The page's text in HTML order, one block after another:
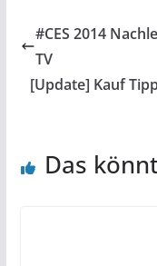
#CES 2014
TV
[Update] Kauf
Das